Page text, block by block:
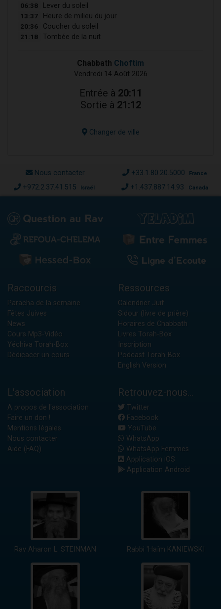
06:38 Lever du soleil
13:37 Heure de milieu du jour
20:36 Coucher du soleil
21:18 Tombée de la nuit
Chabbath Choftim
Vendredi 14 Août 2026
Entrée à 20:11
Sortie à 21:12
Changer de ville
Nous contacter +33.1.80.20.5000 France
+972.2.37.41.515 Israël +1.437.887.14.93 Canada
Raccourcis
Paracha de la semaine
Fêtes Juives
News
Cours Mp3-Vidéo
Yéchiva Torah-Box
Dédicacer un cours
Ressources
Calendrier Juif
Sidour (livre de prière)
Horaires de Chabbath
Livres Torah-Box
Inscription
Podcast Torah-Box
English Version
L'association
A propos de l'association
Faire un don !
Mentions légales
Nous contacter
Aide (FAQ)
Retrouvez-nous...
Twitter
Facebook
YouTube
WhatsApp
WhatsApp Femmes
Application iOS
Application Android
Rav Aharon L. STEINMAN Rabbi 'Haïm KANIEWSKI